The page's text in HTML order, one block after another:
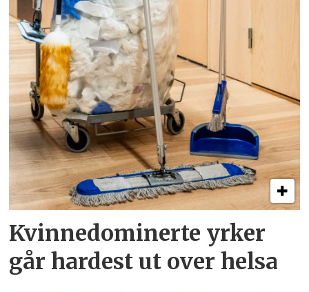
Kvinnedominerte yrker
går hardest ut over helsa